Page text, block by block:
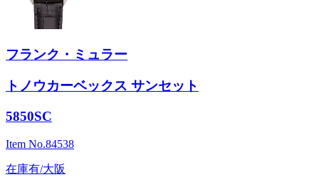
フランク・ミュラー
トノウカーベックス サンセット
5850SC
Item No.84538
在庫有/大阪